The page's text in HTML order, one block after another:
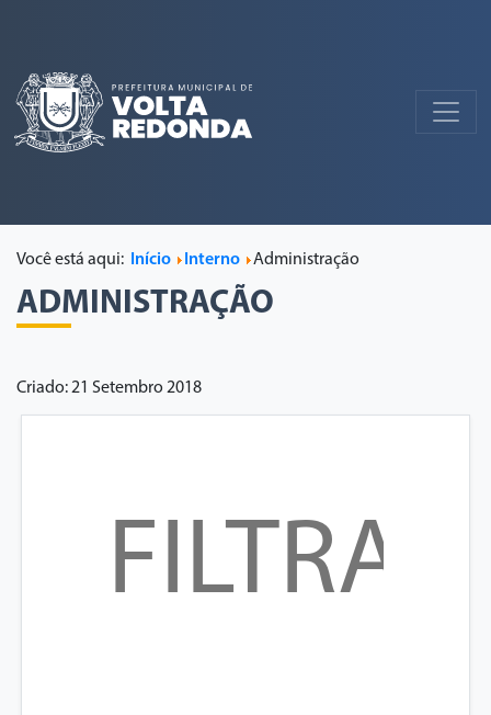
Você está aqui: Início Interno Administração
ADMINISTRAÇÃO
Criado: 21 Setembro 2018